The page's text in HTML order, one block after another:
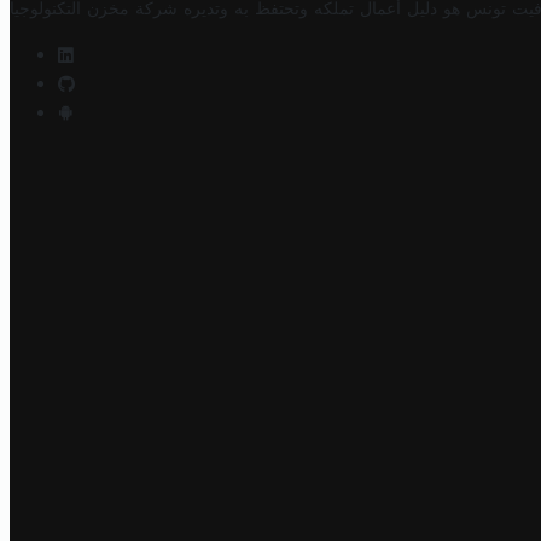
تونس هو دليل أعمال تملكه وتحتفظ به وتديره شركة مخزن التكنولوجيا